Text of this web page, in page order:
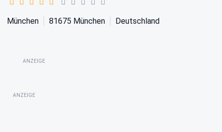
München 81675 München Deutschland
ANZEIGE
ANZEIGE